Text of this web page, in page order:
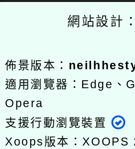
網站設計
佈景版本：
適用瀏覽器：Edge
Opera
支援行動瀏覽裝置
Xoops版本：XOOPS